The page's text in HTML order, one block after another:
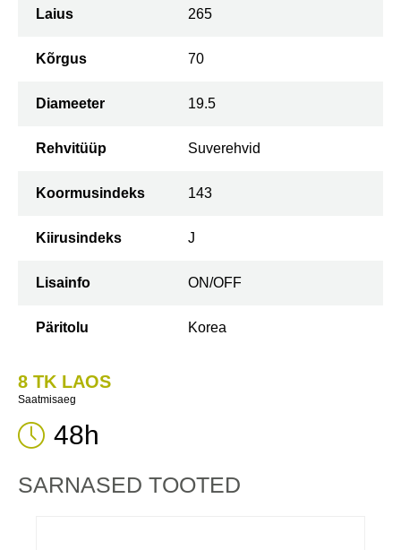
Laius 265
Kõrgus 70
Diameeter 19.5
Rehvitüüp Suverehvid
Koormusindeks 143
Kiirusindeks J
Lisainfo ON/OFF
Päritolu Korea
8 TK LAOS
Saatmisaeg
48h
SARNASED TOOTED